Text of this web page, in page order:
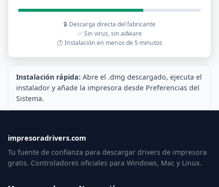
🔒 Descarga directa del fabricante
✅ Sin virus, sin adware
🕐 Instalación en menos de 5 minutos
Instalación rápida: Abre el .dmg descargado, ejecuta el
instalador y añade la impresora desde Preferencias del
Sistema.
impresoradrivers.com
Tu fuente de confianza para descargar drivers de impresora
gratis. Controladores oficiales para Windows, Mac y Linux.